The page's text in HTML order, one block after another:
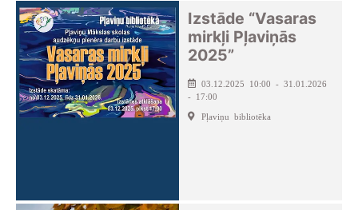
Izstāde “Vasaras
mirkļi Pļaviņās
2025”
03.12.2025 10:00 - 31.01.2026
- 17:00
Pļaviņu bibliotēka